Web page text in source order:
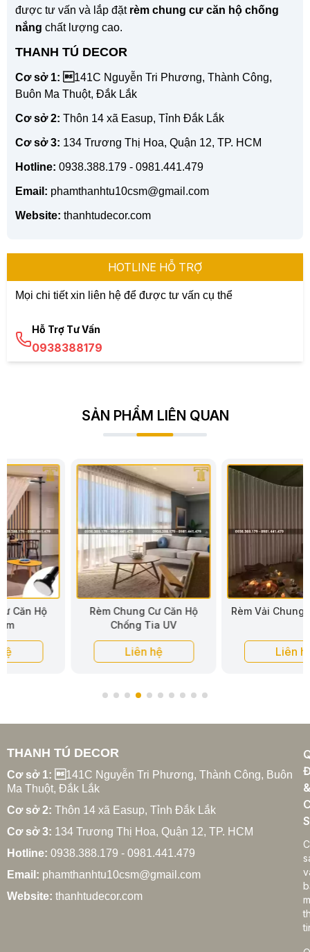
được tư vấn và lắp đặt rèm chung cư căn hộ chống
nắng chất lượng cao.
THANH TÚ DECOR
Cơ sở 1: 141C Nguyễn Tri Phương, Thành Công,
Buôn Ma Thuột, Đắk Lắk
Cơ sở 2: Thôn 14 xã Easup, Tỉnh Đắk Lắk
Cơ sở 3: 134 Trương Thị Hoa, Quận 12, TP. HCM
Hotline: 0938.388.179 - 0981.441.479
Email: phamthanhtu10csm@gmail.com
Website: thanhtudecor.com
HOTLINE HỖ TRỢ
Mọi chi tiết xin liên hệ để được tư vấn cụ thể
Hỗ Trợ Tư Vấn
0938388179
SẢN PHẨM LIÊN QUAN
Rèm Chung Cư Căn Hộ
Chống Tia UV
Rèm Vải Chung Cư Căn Hộ
THANH TÚ DECOR
Cơ sở 1: 141C Nguyễn Tri Phương, Thành Công, Buôn
Ma Thuột, Đắk Lắk
Cơ sở 2: Thôn 14 xã Easup, Tỉnh Đắk Lắk
Cơ sở 3: 134 Trương Thị Hoa, Quận 12, TP. HCM
Hotline: 0938.388.179 - 0981.441.479
Email: phamthanhtu10csm@gmail.com
Website: thanhtudecor.com
&